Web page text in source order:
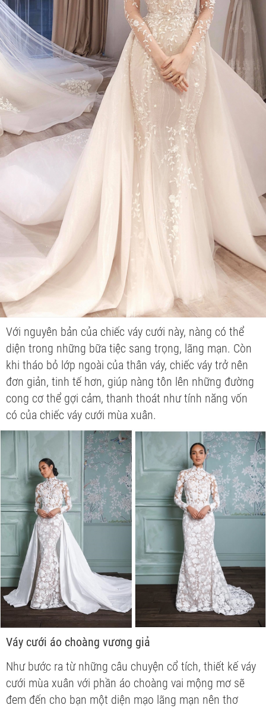
Với nguyên bản của chiếc váy cưới này, nàng có thể
diện trong những bữa tiệc sang trọng, lãng mạn. Còn
khi tháo bỏ lớp ngoài của thân váy, chiếc váy trở nên
đơn giản, tinh tế hơn, giúp nàng tôn lên những đường
cong cơ thể gợi cảm, thanh thoát như tính năng vốn
có của chiếc váy cưới mùa xuân.
Váy cưới áo choàng vương giả
Như bước ra từ những câu chuyện cổ tích, thiết kế váy
cưới mùa xuân với phần áo choàng vai mộng mơ sẽ
đem đến cho bạn một diện mạo lãng mạn nên thơ